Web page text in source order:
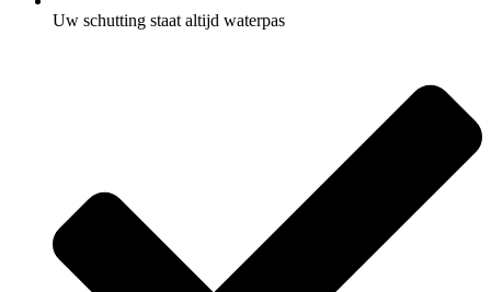
Uw schutting staat altijd waterpas